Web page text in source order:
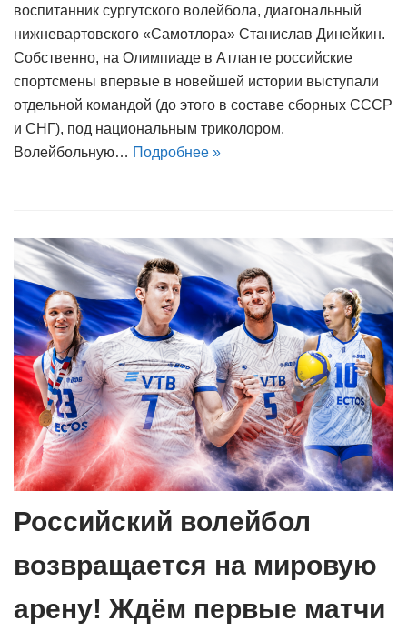
воспитанник сургутского волейбола, диагональный
нижневартовского «Самотлора» Станислав Динейкин.
Собственно, на Олимпиаде в Атланте российские
спортсмены впервые в новейшей истории выступали
отдельной командой (до этого в составе сборных СССР
и СНГ), под национальным триколором.
Волейбольную… Подробнее »
Российский волейбол
возвращается на мировую
арену! Ждём первые матчи